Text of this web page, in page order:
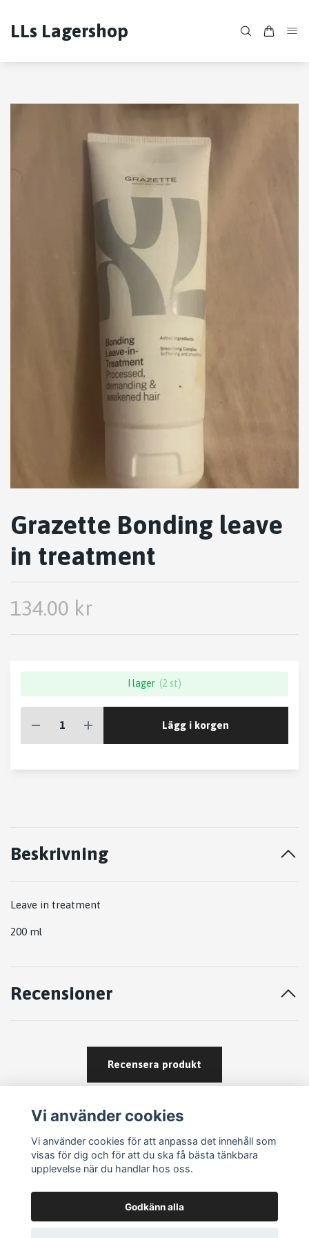
LLs Lagershop
Grazette Bonding leave
in treatment
134.00 kr
I lager (2 st)
Lägg i korgen
Beskrivning
Leave in treatment
200 ml
Recensioner
Recensera produkt
Vi använder cookies
Vi använder cookies för att anpassa det innehåll som
visas för dig och för att du ska få bästa tänkbara
upplevelse när du handlar hos oss.
Godkänn alla